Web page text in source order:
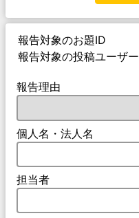
報告対象のお題ID
報告対象の投稿ユーザー
報告理由
個人名・法人名
担当者